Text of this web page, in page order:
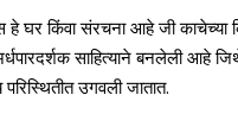
हे घर किंवा संरचना आहे जी काचेच्या
साहित्याने बनलेली आहे
परिस्थितीत उगवली जातात.